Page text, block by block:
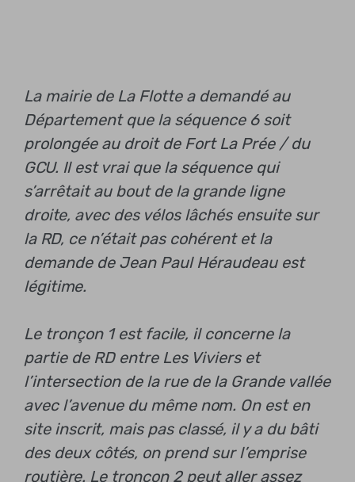
La mairie de La Flotte a demandé au
Département que la séquence 6 soit
prolongée au droit de Fort La Prée / du
GCU. Il est vrai que la séquence qui
s’arrêtait au bout de la grande ligne
droite, avec des vélos lâchés ensuite sur
la RD, ce n’était pas cohérent et la
demande de Jean Paul Héraudeau est
légitime.
Le tronçon 1 est facile, il concerne la
partie de RD entre Les Viviers et
l’intersection de la rue de la Grande vallée
avec l’avenue du même nom. On est en
site inscrit, mais pas classé, il y a du bâti
des deux côtés, on prend sur l’emprise
routière. Le tronçon 2 peut aller assez